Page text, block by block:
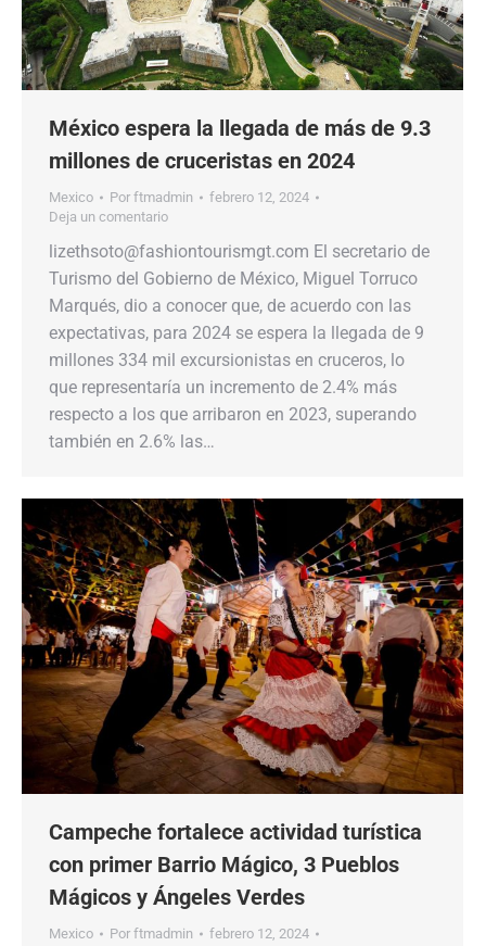
México espera la llegada de más de 9.3
millones de cruceristas en 2024
Mexico Por ftmadmin
febrero 12, 2024
Deja un comentario
lizethsoto@fashiontourismgt.com El secretario de
Turismo del Gobierno de México, Miguel Torruco
Marqués, dio a conocer que, de acuerdo con las
expectativas, para 2024 se espera la llegada de 9
millones 334 mil excursionistas en cruceros, lo
que representaría un incremento de 2.4% más
respecto a los que arribaron en 2023, superando
también en 2.6% las…
Campeche fortalece actividad turística
con primer Barrio Mágico, 3 Pueblos
Mágicos y Ángeles Verdes
Mexico Por ftmadmin
febrero 12, 2024